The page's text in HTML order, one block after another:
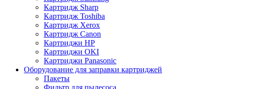
Картридж Sharp
Картридж Toshiba
Картридж Xerox
Картридж Сanon
Картриджи HP
Картриджи OKI
Картриджи Panasonic
Оборудование для заправки картриджей
Пакеты